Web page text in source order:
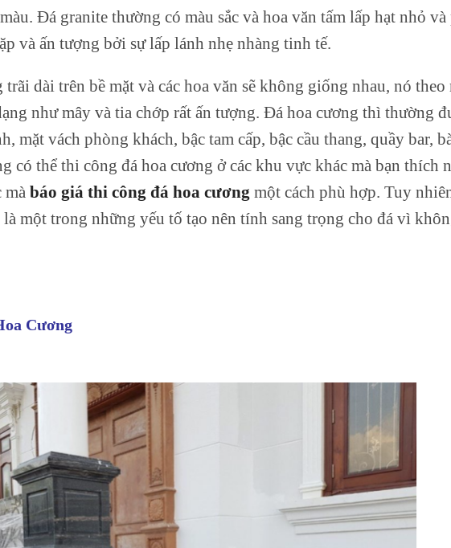
Đá granite thường có màu sắc và hoa văn tấm lấp hạt nhỏ và
và ấn tượng bởi sự lấp lánh nhẹ nhàng tinh tế.
dài trên bề mặt và các hoa văn sẽ không giống nhau, nó theo
như mây và tia chớp rất ấn tượng. Đá hoa cương thì thường
mặt vách phòng khách, bậc tam cấp, bậc cầu thang, quầy bar,
có thể thi công đá hoa cương ở các khu vực khác mà bạn thích
mà báo giá thi công đá hoa cương một cách phù hợp. Tuy
một trong những yếu tố tạo nên tính sang trọng cho đá vì
Cương